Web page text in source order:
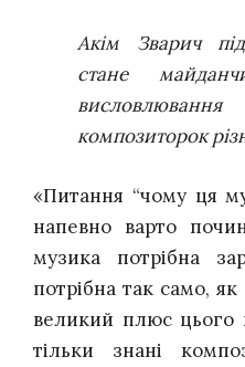
Акім Зварич
стане
композиторок
«Питання “чому ця
напевно варто
музика потрібна
потрібна так само,
великий плюс цього
тільки знані